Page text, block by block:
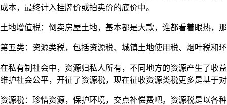
成本，最终计入挂牌价或拍卖价的底价中。
土地增值税：倒卖房屋土地，基本都是大款，谁都看着眼热，
第五类：资源类税，包括资源税、城镇土地使用税、烟叶税和
在私有制社会中，资源归私人所有，不同地方的资源产生了收
维护社会公平，开征了资源税，现在征收资源类税更多是基于
资源税：珍惜资源，保护环境，交点补偿费吧。资源税是以各